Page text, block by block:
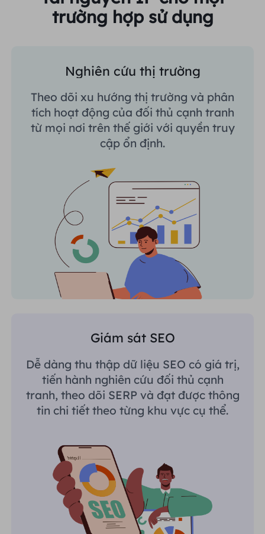
trường hợp sử dụng
Nghiên cứu thị trường
Theo dõi xu hướng thị trường và phân
tích hoạt động của đối thủ cạnh tranh
từ mọi nơi trên thế giới với quyền truy
cập ổn định.
Giám sát SEO
Dễ dàng thu thập dữ liệu SEO có giá trị,
tiến hành nghiên cứu đối thủ cạnh
tranh, theo dõi SERP và đạt được thông
tin chi tiết theo từng khu vực cụ thể.